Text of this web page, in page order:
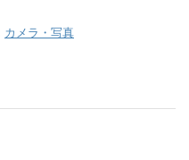
カメラ・写真